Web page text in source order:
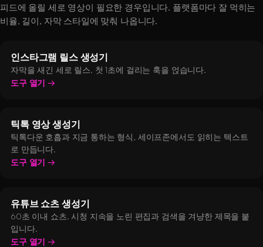
피드에 올릴 세로 영상이 필요한 경우입니다. 플랫폼마다 잘 먹히는
비율, 길이, 자막 스타일에 맞춰 나옵니다.
인스타그램 릴스 생성기
자막을 새긴 세로 릴스. 첫 1초에 걸리는 훅을 얹습니다.
도구 열기
틱톡 영상 생성기
틱톡다운 호흡과 지금 통하는 형식, 세이프존에서도 읽히는 텍스트
로 만듭니다.
도구 열기
유튜브 쇼츠 생성기
60초 이내 쇼츠. 시청 지속을 노린 편집과 검색을 겨냥한 제목을 붙
입니다.
도구 열기